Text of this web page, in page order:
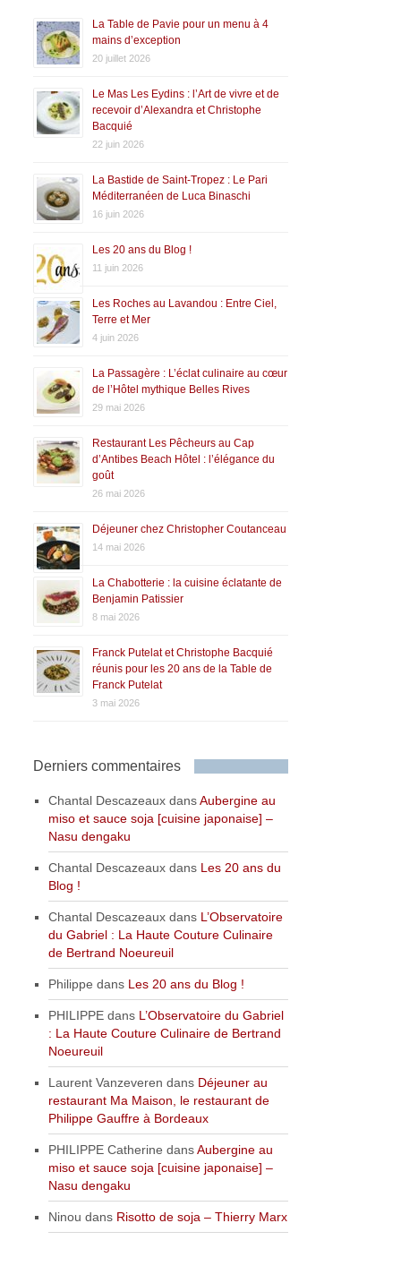
La Table de Pavie pour un menu à 4
mains d’exception
20 juillet 2026
Le Mas Les Eydins : l’Art de vivre et de
recevoir d’Alexandra et Christophe
Bacquié
22 juin 2026
La Bastide de Saint-Tropez : Le Pari
Méditerranéen de Luca Binaschi
16 juin 2026
Les 20 ans du Blog !
11 juin 2026
Les Roches au Lavandou : Entre Ciel,
Terre et Mer
4 juin 2026
La Passagère : L’éclat culinaire au cœur
de l’Hôtel mythique Belles Rives
29 mai 2026
Restaurant Les Pêcheurs au Cap
d’Antibes Beach Hôtel : l’élégance du
goût
26 mai 2026
Déjeuner chez Christopher Coutanceau
14 mai 2026
La Chabotterie : la cuisine éclatante de
Benjamin Patissier
8 mai 2026
Franck Putelat et Christophe Bacquié
réunis pour les 20 ans de la Table de
Franck Putelat
3 mai 2026
Derniers commentaires
Chantal Descazeaux dansAubergine au
miso et sauce soja [cuisine japonaise] –
Nasu dengaku
Chantal Descazeaux dans Les 20 ans du
Blog !
Chantal Descazeaux dans L’Observatoire
du Gabriel : La Haute Couture Culinaire
de Bertrand Noeureuil
Philippe dans Les 20 ans du Blog !
PHILIPPE dans L’Observatoire du Gabriel
: La Haute Couture Culinaire de Bertrand
Noeureuil
Laurent Vanzeveren dans Déjeuner au
restaurant Ma Maison, le restaurant de
Philippe Gauffre à Bordeaux
PHILIPPE Catherine dansAubergine au
miso et sauce soja [cuisine japonaise] –
Nasu dengaku
Ninou dans Risotto de soja – Thierry Marx